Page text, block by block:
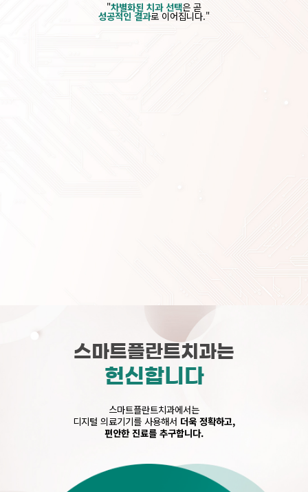
"차별화된 치과 선택은 곧
성공적인 결과로 이어집니다."
스마트플란트치과는
헌신합니다
스마트플란트치과에서는
디지털 의료기기를 사용해서 더욱 정확하고,
편안한 진료를 추구합니다.